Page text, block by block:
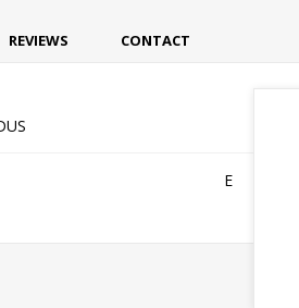
REVIEWS CONTACT
E